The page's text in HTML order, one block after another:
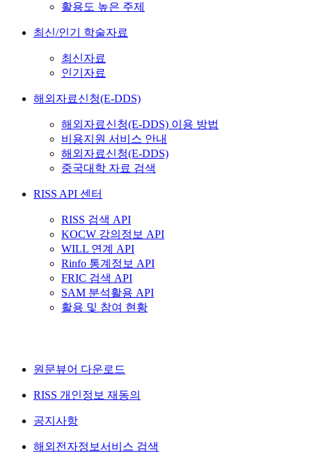
활용도 높은 주제
최신/인기 학술자료
최신자료
인기자료
해외자료신청(E-DDS)
해외자료신청(E-DDS) 이용 방법
비용지원 서비스 안내
해외자료신청(E-DDS)
중국대학 자료 검색
RISS API 센터
RISS 검색 API
KOCW 강의정보 API
WILL 연계 API
Rinfo 통계정보 API
FRIC 검색 API
SAM 분석활용 API
활용 및 참여 현황
원문뷰어 다운로드
RISS 개인정보 재동의
공지사항
해외전자정보서비스 검색